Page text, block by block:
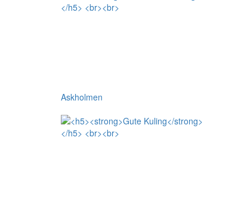
Askholmen